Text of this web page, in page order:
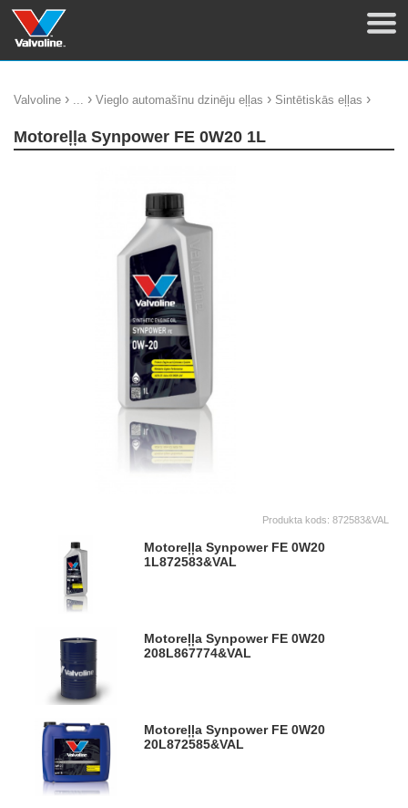
Valvoline › ... › Vieglo automašīnu dzinēju eļļas › Sintētiskās eļļas ›
Motoreļļa Synpower FE 0W20 1L
Produkta kods: 872583&VAL
Motoreļļa Synpower FE 0W20
1L872583&VAL
Motoreļļa Synpower FE 0W20
208L867774&VAL
Motoreļļa Synpower FE 0W20
20L872585&VAL